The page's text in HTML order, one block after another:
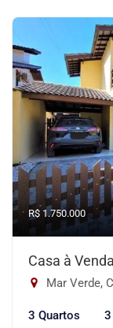
R$ 1.750.000
Casa à
Mar Verde,
3 Quartos